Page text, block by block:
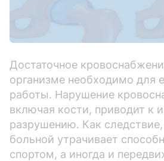
Достаточное
организме необходимо для
работы. Нарушение
включая кости, приводит к
разрушению. Как
больной утрачивает
спортом, а иногда и